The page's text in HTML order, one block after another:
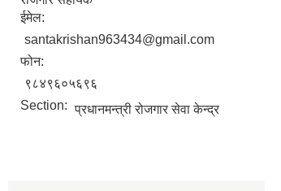
ईमेल:
santakrishan963434@gmail.com
फोन:
९८४९६०५६९६
Section: प्रधानमन्त्री रोजगार सेवा केन्द्र